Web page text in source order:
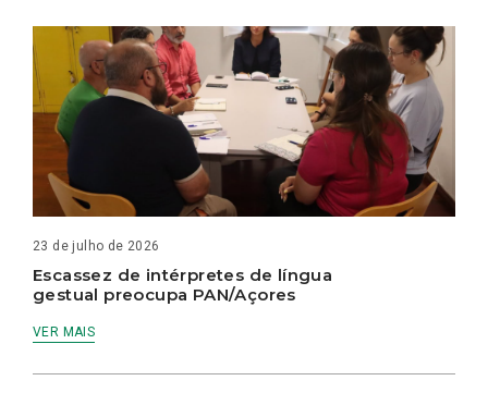
23 de julho de 2026
Escassez de intérpretes de língua
gestual preocupa PAN/Açores
VER MAIS